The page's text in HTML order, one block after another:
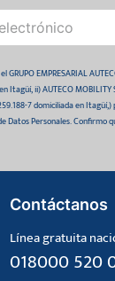
EMPRESARIAL
ii) AUTECO
7 domiciliada en
Datos Personales. Confirmo
Contáctanos
Línea gratuita
018000 520